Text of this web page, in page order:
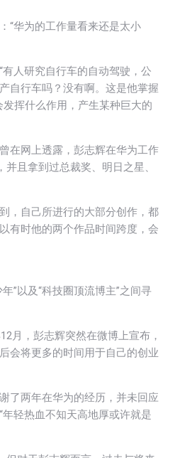
“华为的工作量看来还是太小
人研究自行车的自动驾驶，公
自行车吗？没有啊。这是他掌握
发挥什么作用，产生某种巨大的
在网上透露，彭志辉在华为工作
且拿到过总裁奖、明日之星、
，自己所进行的大部分创作，都
有时他的两个作品时间跨度，会
”以及“科技圈顶流博主”之间寻
月，彭志辉突然在微博上宣布，
会将更多的时间用于自己的创业
了两年在华为的经历，并未回应
轻热血不知天高地厚或许就是